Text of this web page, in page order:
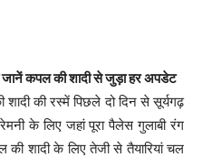
जानें कपल की शादी से जुड़ा हर अपडेट
शादी की रस्में पिछले दो दिन से सूर्यगढ़
के लिए जहां पूरा पैलेस गुलाबी रंग
की शादी के लिए तेजी से तैयारियां चल